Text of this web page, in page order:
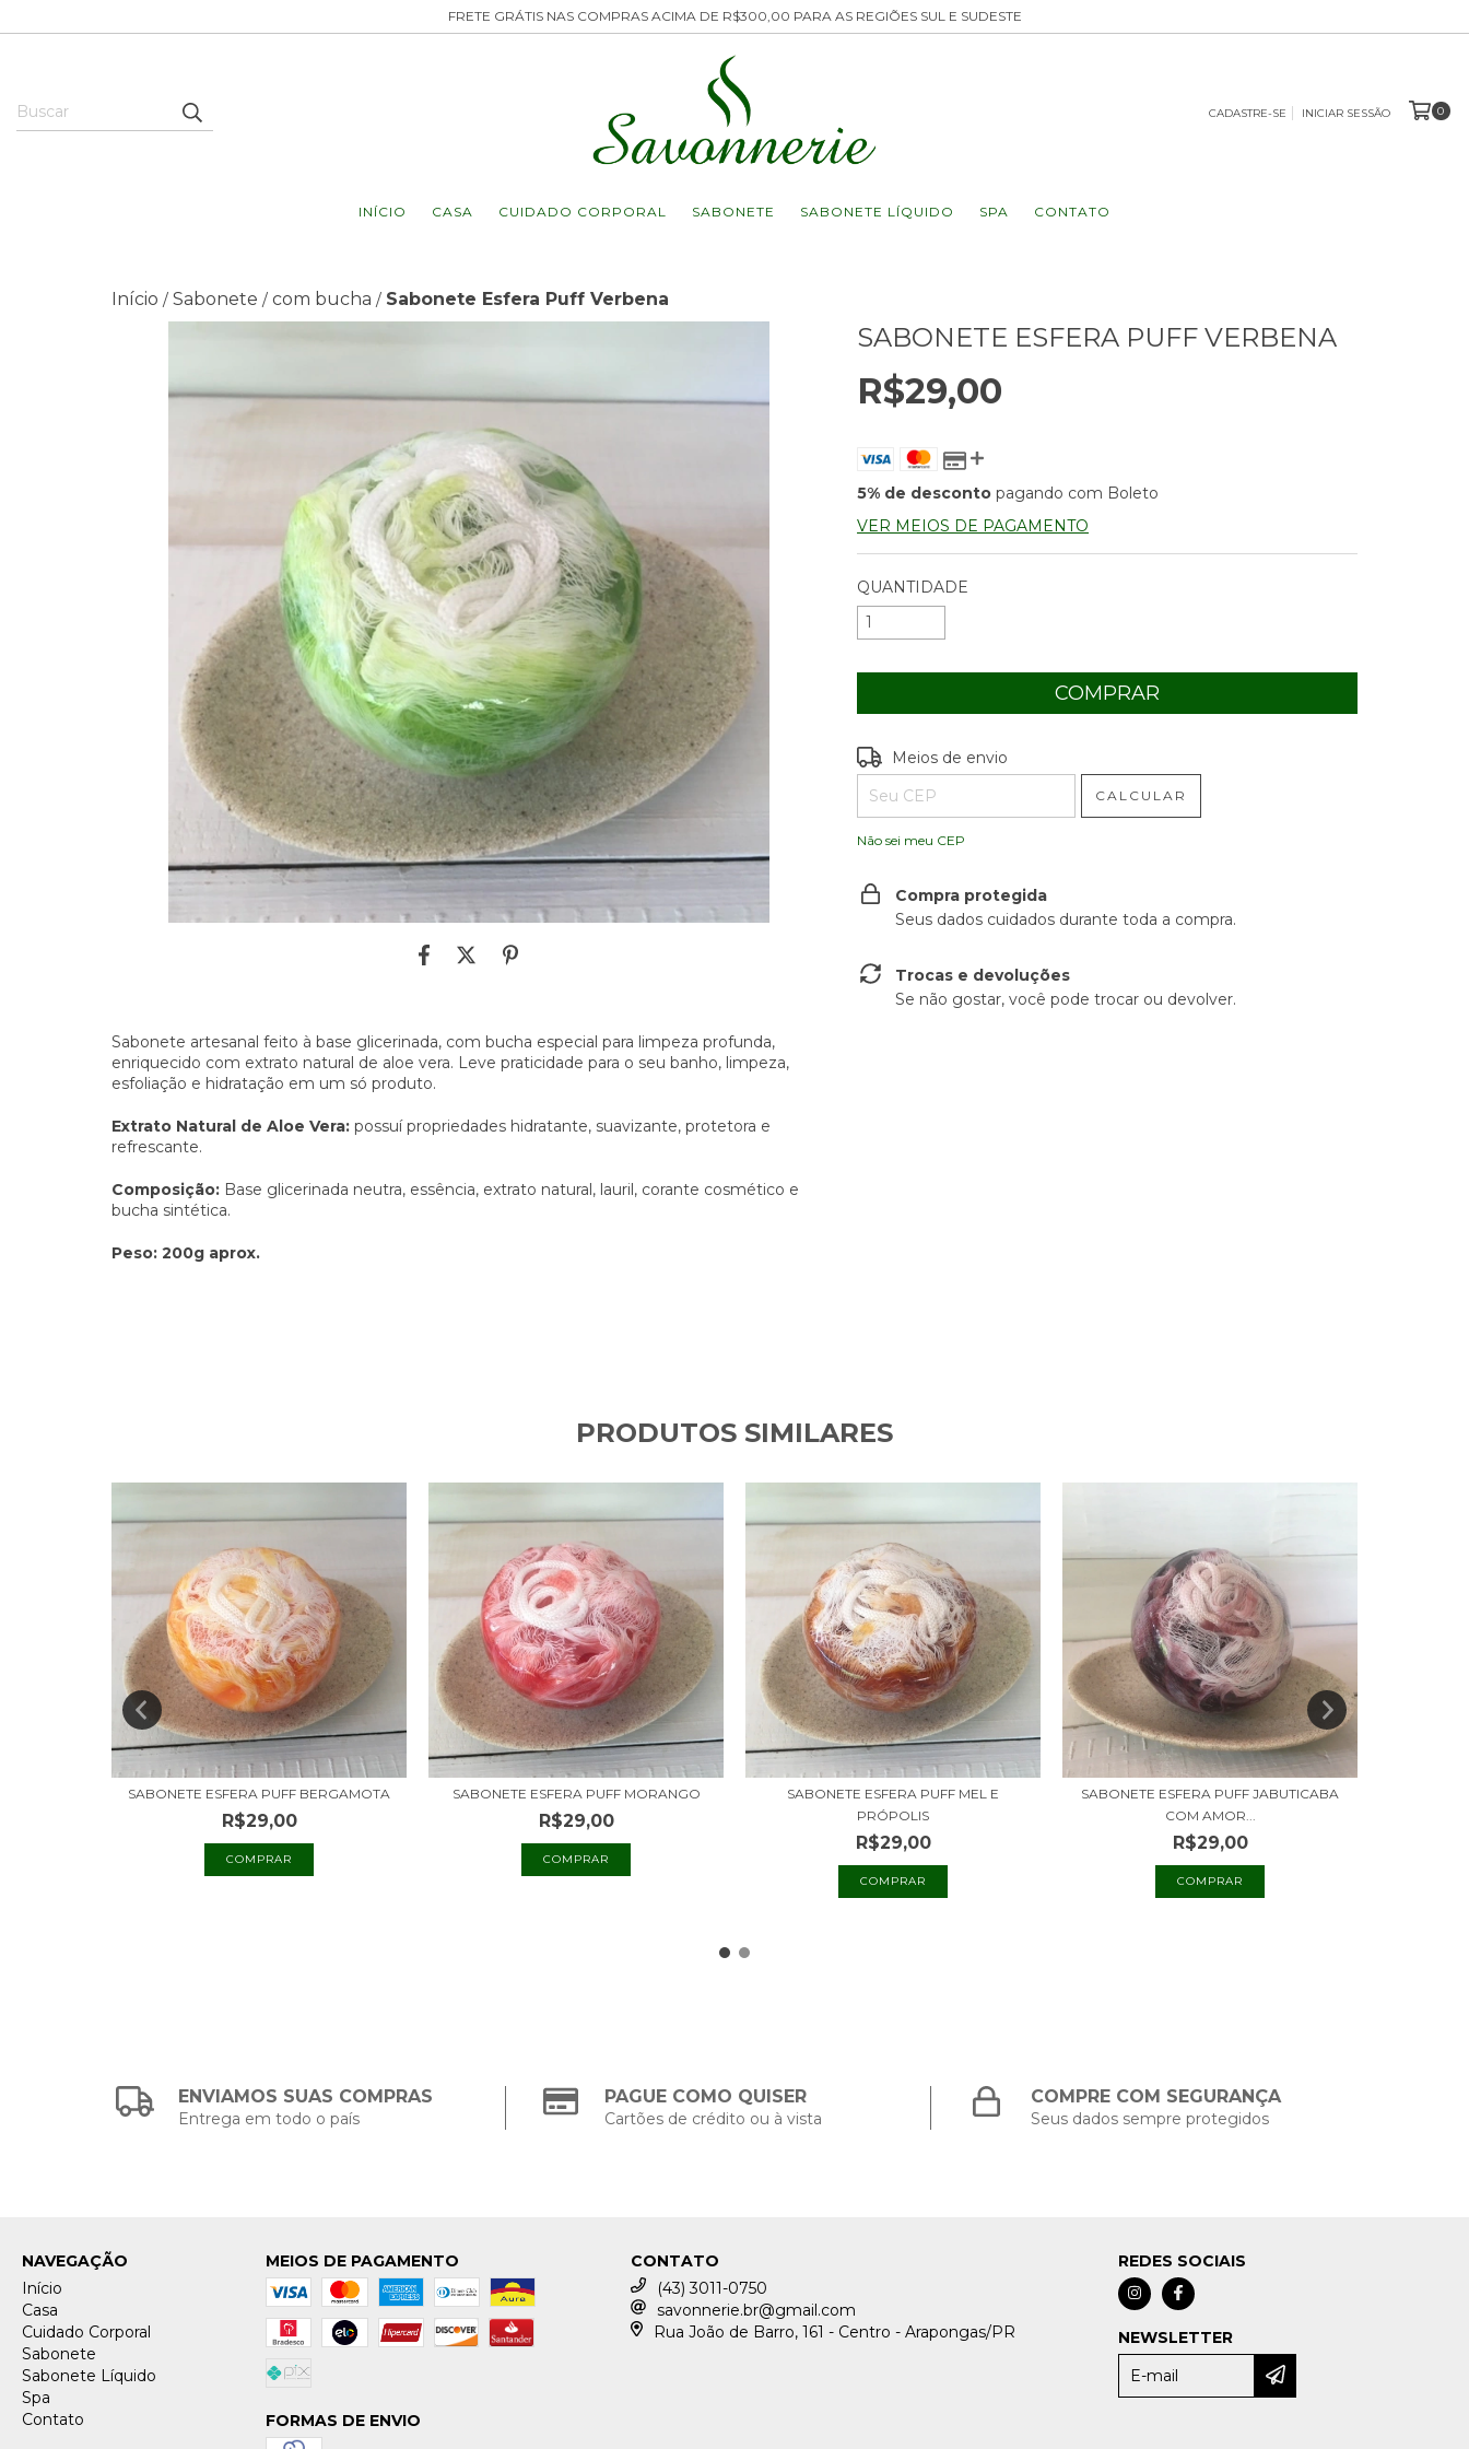
FRETE GRÁTIS NAS COMPRAS ACIMA DE R$300,00 PARA AS REGIÕES SUL E SUDESTE
CADASTRE-SE INICIAR SESSÃO 0
INÍCIO CASA CUIDADO CORPORAL SABONETE SABONETE LÍQUIDO SPA CONTATO
Início / Sabonete / com bucha / Sabonete Esfera Puff Verbena
Sabonete artesanal feito à base glicerinada, com bucha especial para limpeza profunda,
enriquecido com extrato natural de aloe vera. Leve praticidade para o seu banho, limpeza,
esfoliação e hidratação em um só produto.
Extrato Natural de Aloe Vera: possuí propriedades hidratante, suavizante, protetora e
refrescante.
Composição: Base glicerinada neutra, essência, extrato natural, lauril, corante cosmético e
bucha sintética.
Peso: 200g aprox.
SABONETE ESFERA PUFF VERBENA
R$29,00
5% de desconto pagando com Boleto
VER MEIOS DE PAGAMENTO
QUANTIDADE
Entregas para o CEP:
Meios de envio
CALCULAR
Não sei meu CEP
Compra protegida
Seus dados cuidados durante toda a compra.
Trocas e devoluções
Se não gostar, você pode trocar ou devolver.
PRODUTOS SIMILARES
SABONETE ESFERA PUFF BERGAMOTA
R$29,00
SABONETE ESFERA PUFF MORANGO
R$29,00
SABONETE ESFERA PUFF MEL E
PRÓPOLIS
R$29,00
SABONETE ESFERA PUFF JABUTICABA
COM AMOR...
R$29,00
ENVIAMOS SUAS COMPRAS
Entrega em todo o país
PAGUE COMO QUISER
Cartões de crédito ou à vista
COMPRE COM SEGURANÇA
Seus dados sempre protegidos
NAVEGAÇÃO
Início
Casa
Cuidado Corporal
Sabonete
Sabonete Líquido
Spa
Contato
MEIOS DE PAGAMENTO
FORMAS DE ENVIO
CONTATO
(43) 3011-0750
savonnerie.br@gmail.com
Rua João de Barro, 161 - Centro - Arapongas/PR
REDES SOCIAIS
NEWSLETTER